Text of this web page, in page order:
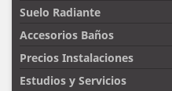
Suelo Radiante
Accesorios Baños
Precios Instalaciones
Estudios y Servicios